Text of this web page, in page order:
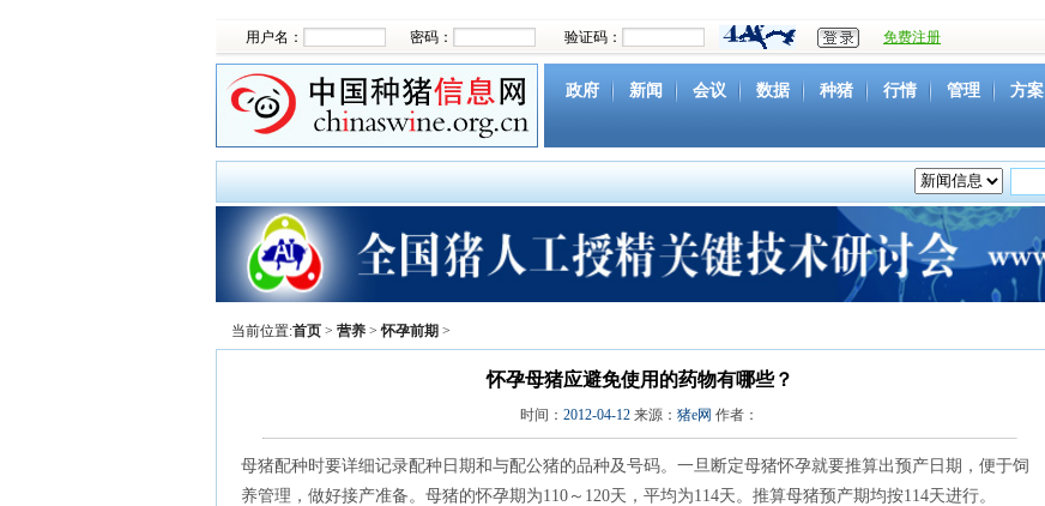
用户名： 密码： 验证码： 免费注册
政府 新闻 会议 数据 种猪 行情 管理 方案
资源
社团 下载 育种 营养 环境 猪病 视频
当前位置:首页 > 营养 >怀孕前期 >
怀孕母猪应避免使用的药物有哪些？
时间： 2012-04-12 来源： 猪e网 作者：
母猪配种时要详细记录配种日期和与配公猪的品种及号码。一旦断定母猪怀孕就要推算出预产日期，便于饲
养管理，做好接产准备。母猪的怀孕期为110～120天，平均为114天。推算母猪预产期均按114天进行。